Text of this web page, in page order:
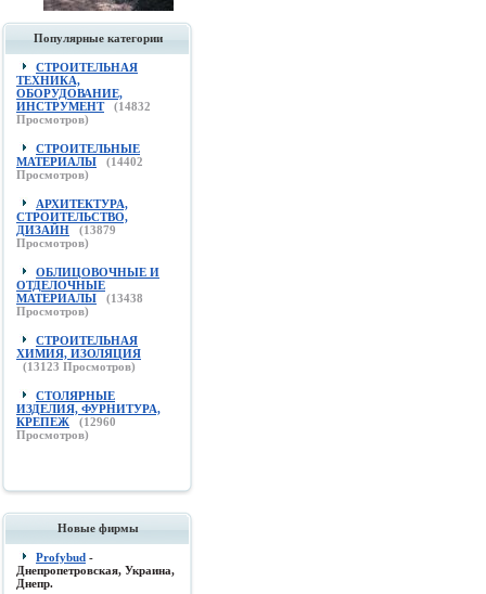
Популярные категории
СТРОИТЕЛЬНАЯ
ТЕХНИКА,
ОБОРУДОВАНИЕ,
ИНСТРУМЕНТ
(14832
Просмотров)
СТРОИТЕЛЬНЫЕ
МАТЕРИАЛЫ
(14402
Просмотров)
АРХИТЕКТУРА,
СТРОИТЕЛЬСТВО,
ДИЗАЙН
(13879
Просмотров)
ОБЛИЦОВОЧНЫЕ И
ОТДЕЛОЧНЫЕ
МАТЕРИАЛЫ
(13438
Просмотров)
СТРОИТЕЛЬНАЯ
ХИМИЯ, ИЗОЛЯЦИЯ
(13123 Просмотров)
СТОЛЯРНЫЕ
ИЗДЕЛИЯ, ФУРНИТУРА,
КРЕПЕЖ
(12960
Просмотров)
Новые фирмы
Profybud -
Днепропетровская, Украина,
Днепр.